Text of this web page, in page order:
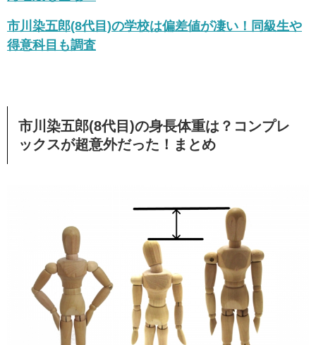
市川染五郎(8代目)の学校は偏差値が凄い！同級生や
得意科目も調査
市川染五郎(8代目)の身長体重は？コンプレ
ックスが超意外だった！まとめ